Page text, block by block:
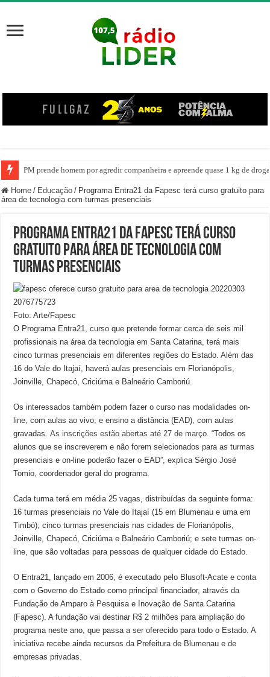
PM prende homem por agredir companheira e apreende quase 1 kg de
Home / Educação / Programa Entra21 da Fapesc terá curso gratuito para
área de tecnologia com turmas presenciais
Programa Entra21 da Fapesc terá curso
gratuito para área de tecnologia com
turmas presenciais
Foto: Arte/Fapesc
O Programa Entra21, curso que pretende formar cerca de seis mil
profissionais na área da tecnologia em Santa Catarina, terá mais
cinco turmas presenciais em diferentes regiões do Estado. Além das
16 do Vale do Itajaí, haverá aulas presenciais em Florianópolis,
Joinville, Chapecó, Criciúma e Balneário Camboriú.
Os interessados também podem fazer o curso nas modalidades on-
line, com aulas ao vivo; e ensino a distância (EAD), com aulas
gravadas.As inscrições estão abertas até 27 de março. “Todos os
alunos que se inscreverem e não forem selecionados para as turmas
presenciais e on-line poderão fazer o EAD”, explica Sérgio José
Tomio, coordenador geral do programa.
Cada turma terá em média 25 vagas, distribuídas da seguinte forma:
16 turmas presenciais no Vale do Itajaí (15 em Blumenau e uma em
Timbó); cinco turmas presenciais nas cidades de Florianópolis,
Joinville, Chapecó, Criciúma e Balneário Camboriú; e sete turmas on-
line, que são voltadas para pessoas de qualquer cidade do Estado.
O Entra21, lançado em 2006, é executado pelo Blusoft-Acate e conta
com o Governo do Estado como principal financiador, através da
Fundação de Amparo à Pesquisa e Inovação de Santa Catarina
(Fapesc). A fundação vai destinar R$ 2 milhões para ampliação do
programa neste ano, que passa a ser oferecido para todo o Estado. A
iniciativa recebe ainda recursos da Prefeitura de Blumenau e de
empresas privadas.